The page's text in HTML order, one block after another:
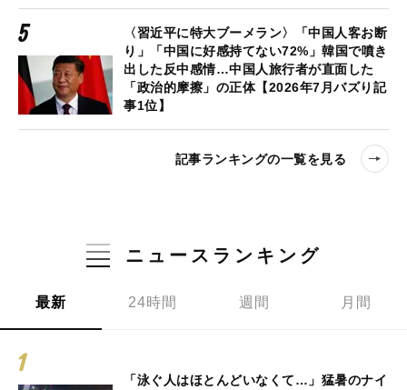
〈習近平に特大ブーメラン〉「中国人客お断
り」「中国に好感持てない72%」韓国で噴き
出した反中感情…中国人旅行者が直面した
「政治的摩擦」の正体【2026年7月バズり記
事1位】
記事ランキングの一覧を見る
ニュースランキング
最新 24時間 週間 月間
「泳ぐ人はほとんどいなくて…」猛暑のナイ